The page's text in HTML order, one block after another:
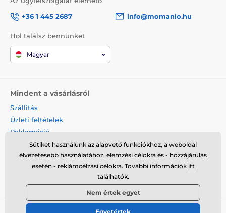
+36 1 445 2687
info@momanio.hu
Hol találsz bennünket
Magyar
Mindent a vásárlásról
Szállítás
Üzleti feltételek
Reklamáció
Termék visszaküldése
Termék cseréje
Cookies
Sütiket használunk az alapvető funkciókhoz, a weboldal
élvezetesebb használatához, elemzési célokra és - hozzájárulás
esetén - reklámcélzási célokra. További információk itt
találhatók.
Nem értek egyet